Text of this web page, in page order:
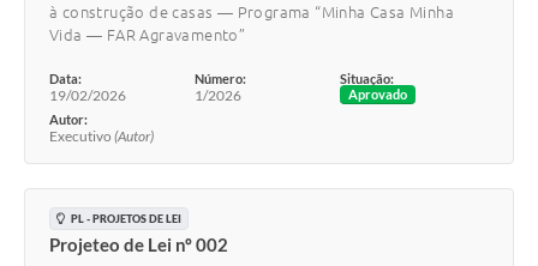
à construção de casas — Programa “Minha Casa Minha
Vida — FAR Agravamento”
Data:
19/02/2026
Número:
1/2026
Situação:
Aprovado
Autor:
Executivo (Autor)
PL - PROJETOS DE LEI
Projeteo de Lei nº 002